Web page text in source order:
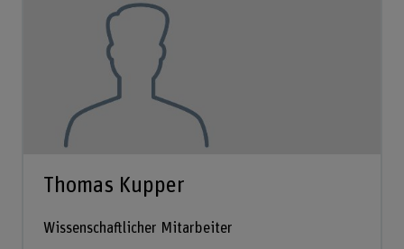
Thomas Kupper
Wissenschaftlicher Mitarbeiter